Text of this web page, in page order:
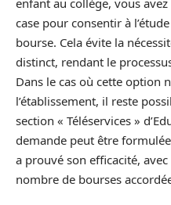
enfant au collège, vous
case pour consentir à
bourse. Cela évite la
distinct, rendant le
Dans le cas où cette option
l’établissement, il reste
section « Téléservices »
demande peut être
a prouvé son efficacité,
nombre de bourses